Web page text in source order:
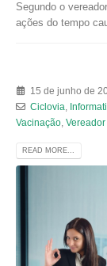
Segundo o
ações do tempo
15 de junho de
Ciclovia
Vacinação
READ MORE...